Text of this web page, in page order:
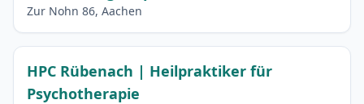
Zur Nohn 86, Aachen
HPC Rübenach | Heilpraktiker für
Psychotherapie